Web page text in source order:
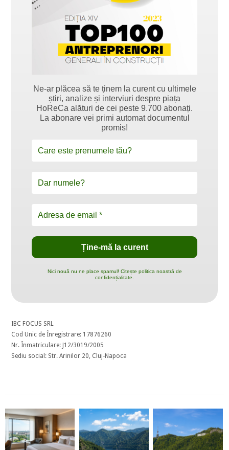
Ne-ar plăcea să te ținem la curent cu ultimele
știri, analize și interviuri despre piața
HoReCa alături de cei peste 9.700 abonați.
La abonare vei primi automat documentul
promis!
Nici nouă nu ne place spamul! Citește politica noastră de
confidențialitate.
IBC FOCUS SRL
Cod Unic de Înregistrare: 17876260
Nr. Înmatriculare: J12/3019/2005
Sediu social: Str. Arinilor 20, Cluj-Napoca